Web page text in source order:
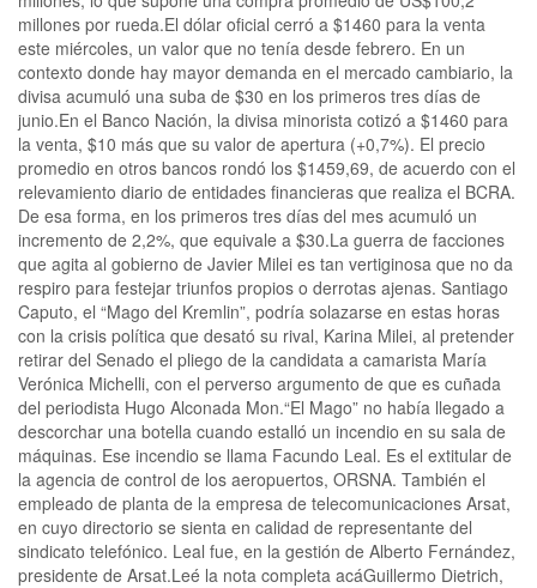
millones por rueda.El dólar oficial cerró a $1460 para la venta
este miércoles, un valor que no tenía desde febrero. En un
contexto donde hay mayor demanda en el mercado cambiario, la
divisa acumuló una suba de $30 en los primeros tres días de
junio.En el Banco Nación, la divisa minorista cotizó a $1460 para
la venta, $10 más que su valor de apertura (+0,7%). El precio
promedio en otros bancos rondó los $1459,69, de acuerdo con el
relevamiento diario de entidades financieras que realiza el BCRA.
De esa forma, en los primeros tres días del mes acumuló un
incremento de 2,2%, que equivale a $30.La guerra de facciones
que agita al gobierno de Javier Milei es tan vertiginosa que no da
respiro para festejar triunfos propios o derrotas ajenas. Santiago
Caputo, el “Mago del Kremlin”, podría solazarse en estas horas
con la crisis política que desató su rival, Karina Milei, al pretender
retirar del Senado el pliego de la candidata a camarista María
Verónica Michelli, con el perverso argumento de que es cuñada
del periodista Hugo Alconada Mon.“El Mago” no había llegado a
descorchar una botella cuando estalló un incendio en su sala de
máquinas. Ese incendio se llama Facundo Leal. Es el extitular de
la agencia de control de los aeropuertos, ORSNA. También el
empleado de planta de la empresa de telecomunicaciones Arsat,
en cuyo directorio se sienta en calidad de representante del
sindicato telefónico. Leal fue, en la gestión de Alberto Fernández,
presidente de Arsat.Leé la nota completa acáGuillermo Dietrich,